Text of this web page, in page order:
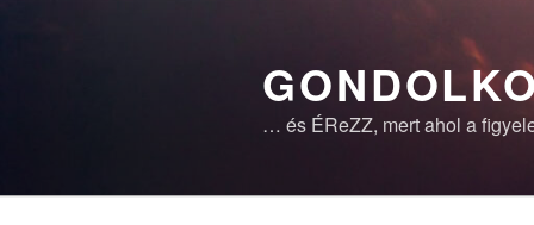
… és ÉReZZ, mert ahol a